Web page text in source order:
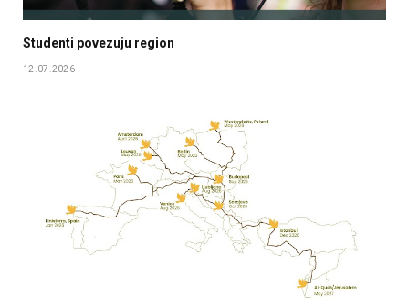
Studenti povezuju region
12.07.2026